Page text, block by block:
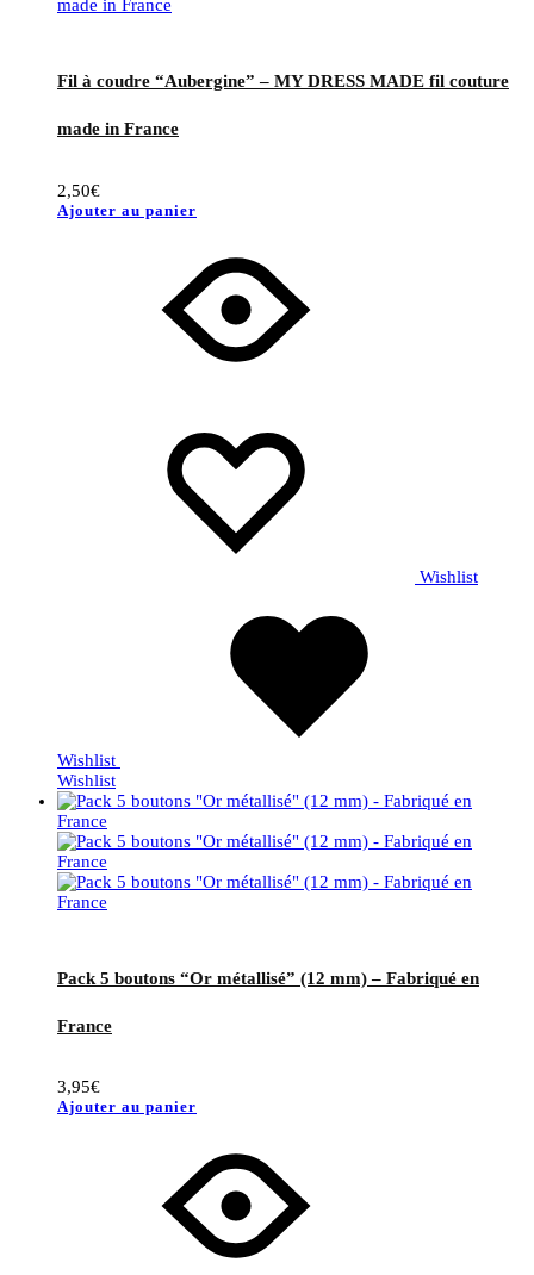
Fil à coudre “Aubergine” – MY DRESS MADE fil couture
made in France
2,50€
Ajouter au panier
Wishlist
Wishlist
Wishlist
Pack 5 boutons “Or métallisé” (12 mm) – Fabriqué en
France
3,95€
Ajouter au panier